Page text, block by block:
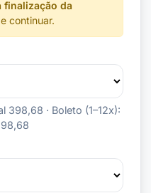
finalização da
continuar.
398,68 · Boleto (1–12x):